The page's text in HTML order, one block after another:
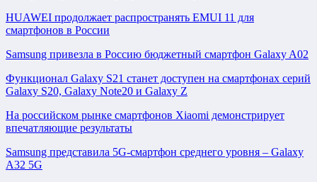
HUAWEI продолжает распространять EMUI 11 для
смартфонов в России
Samsung привезла в Россию бюджетный смартфон Galaxy A02
Функционал Galaxy S21 станет доступен на смартфонах серий
Galaxy S20, Galaxy Note20 и Galaxy Z
На российском рынке смартфонов Xiaomi демонстрирует
впечатляющие результаты
Samsung представила 5G-смартфон среднего уровня – Galaxy
A32 5G